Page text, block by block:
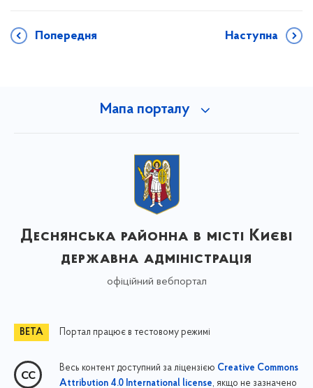
Попередня Наступна
Мапа порталу
Деснянська районна в місті Києві
державна адміністрація
офіційний вебпортал
Портал працює в тестовому режимі
Весь контент доступний за ліцензією Creative Commons
Attribution 4.0 International license, якщо не зазначено